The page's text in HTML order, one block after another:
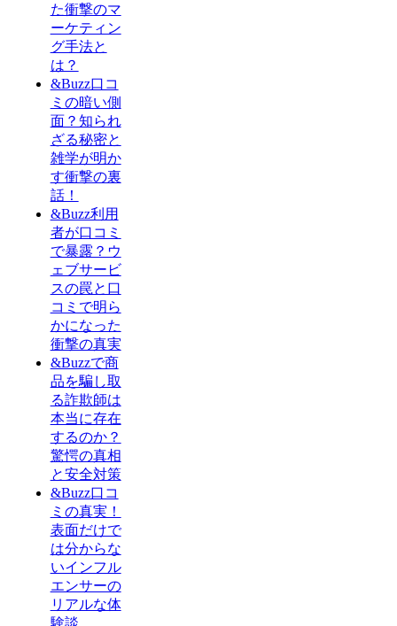
た衝撃のマ
ーケティン
グ手法と
は？
&Buzz口コ
ミの暗い側
面？知られ
ざる秘密と
雑学が明か
す衝撃の裏
話！
&Buzz利用
者が口コミ
で暴露？ウ
ェブサービ
スの罠と口
コミで明ら
かになった
衝撃の真実
&Buzzで商
品を騙し取
る詐欺師は
本当に存在
するのか？
驚愕の真相
と安全対策
&Buzz口コ
ミの真実！
表面だけで
は分からな
いインフル
エンサーの
リアルな体
験談